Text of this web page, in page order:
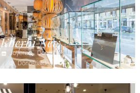
Kberbi New
Joyería
Donostia
Donostialdea